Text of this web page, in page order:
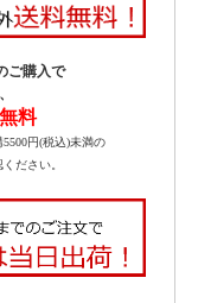
ご購入で
料
円(税込)未満の
ださい。